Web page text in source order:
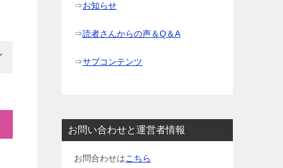
⇒お知らせ
⇒読者さんからの声＆Q＆A
⇒サブコンテンツ
お問い合わせと運営者情報
お問合わせはこちら